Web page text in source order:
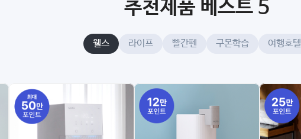
추천제품 베스트 5
웰스 라이프 빨간펜 구몬학습 여행호텔